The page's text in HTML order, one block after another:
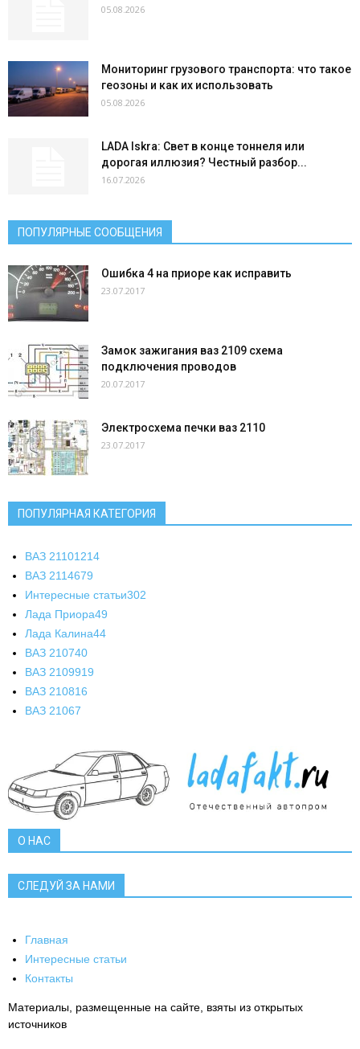
05.08.2026
Мониторинг грузового транспорта: что такое
геозоны и как их использовать
05.08.2026
LADA Iskra: Свет в конце тоннеля или
дорогая иллюзия? Честный разбор...
16.07.2026
ПОПУЛЯРНЫЕ СООБЩЕНИЯ
Ошибка 4 на приоре как исправить
23.07.2017
Замок зажигания ваз 2109 схема
подключения проводов
20.07.2017
Электросхема печки ваз 2110
23.07.2017
ПОПУЛЯРНАЯ КАТЕГОРИЯ
ВАЗ 21101214
ВАЗ 2114679
Интересные статьи302
Лада Приора49
Лада Калина44
ВАЗ 210740
ВАЗ 2109919
ВАЗ 210816
ВАЗ 21067
О НАС
СЛЕДУЙ ЗА НАМИ
Главная
Интересные статьи
Контакты
Материалы, размещенные на сайте, взяты из открытых
источников